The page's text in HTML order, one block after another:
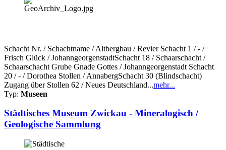
Schacht Nr. / Schachtname / Altbergbau / Revier Schacht 1 / - /
Frisch Glück / JohanngeorgenstadtSchacht 18 / Schaarschacht /
Schaarschacht Grube Gnade Gottes / Johanngeorgenstadt Schacht
20 / - / Dorothea Stollen / AnnabergSchacht 30 (Blindschacht)
Zugang über Stollen 62 / Neues Deutschland...mehr...
Typ: Museen
Städtisches Museum Zwickau - Mineralogisch /
Geologische Sammlung